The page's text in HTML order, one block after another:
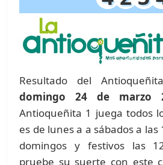
Resultado del
domingo 24 de marzo
Antioqueñita 1 juega todos
es de lunes a a sábados a
domingos y festivos las
pruebe su suerte con este